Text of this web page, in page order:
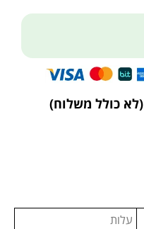
(לא כולל משלוח)
עלות